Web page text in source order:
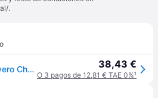
.
Kodak Cámara digital llavero Charmera 38,43 €
O 3 pagos de 12,81 € TAE 0%¹